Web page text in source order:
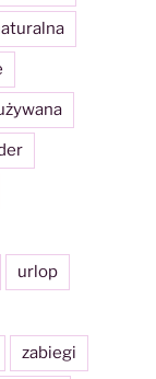
urlop
zabiegi